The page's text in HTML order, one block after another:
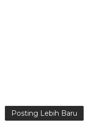
Posting Lebih Baru